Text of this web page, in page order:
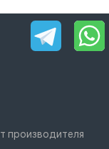
производителя